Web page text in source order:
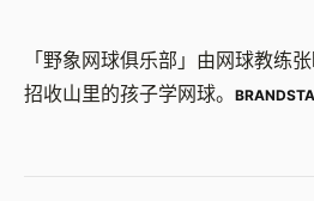
「野象网球俱乐部」由网球教练
招收山里的孩子学网球。